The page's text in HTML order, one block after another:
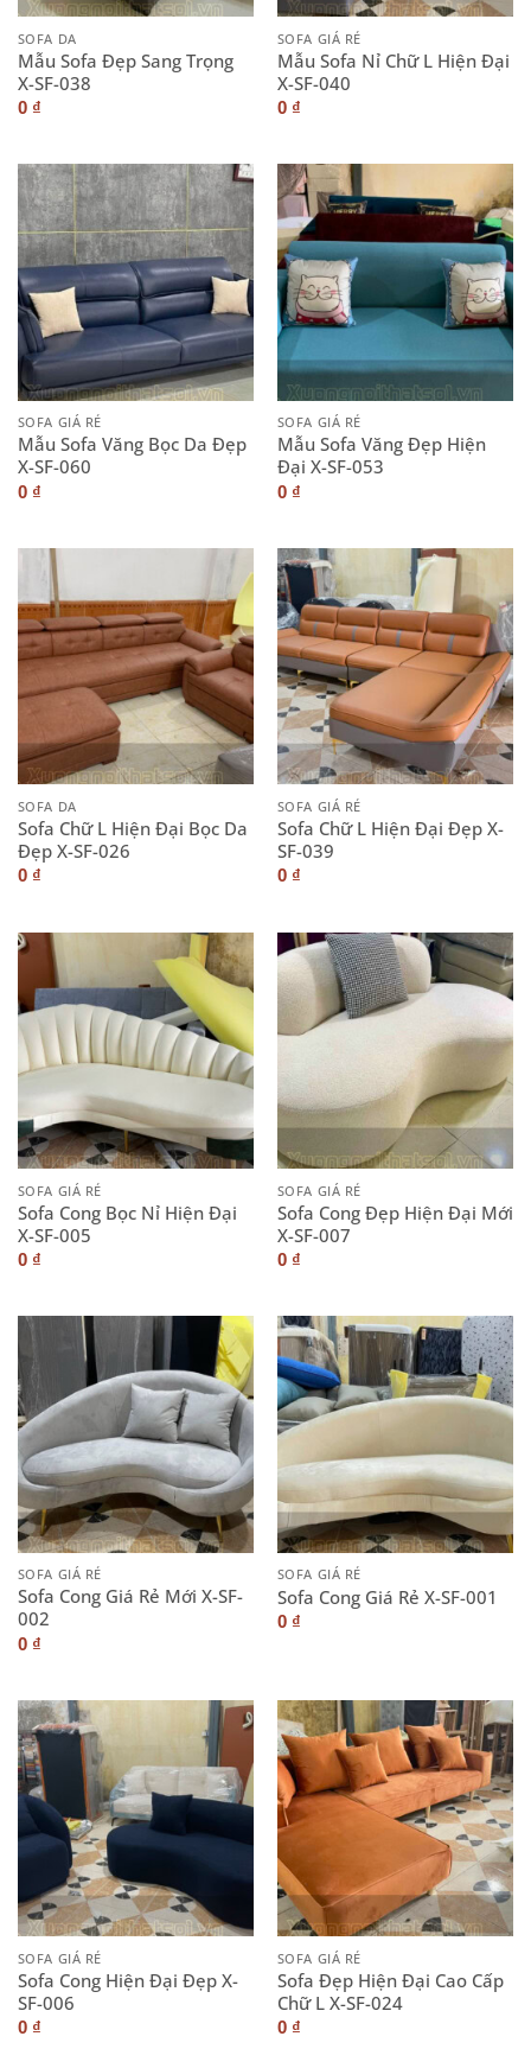
SOFA DA
Mẫu Sofa Đẹp Sang Trọng
X-SF-038
0 ₫
SOFA GIÁ RẺ
Mẫu Sofa Nỉ Chữ L Hiện Đại
X-SF-040
0 ₫
SOFA GIÁ RẺ
Mẫu Sofa Văng Bọc Da Đẹp
X-SF-060
0 ₫
SOFA GIÁ RẺ
Mẫu Sofa Văng Đẹp Hiện
Đại X-SF-053
0 ₫
SOFA DA
Sofa Chữ L Hiện Đại Bọc Da
Đẹp X-SF-026
0 ₫
SOFA GIÁ RẺ
Sofa Chữ L Hiện Đại Đẹp X-
SF-039
0 ₫
SOFA GIÁ RẺ
Sofa Cong Bọc Nỉ Hiện Đại
X-SF-005
0 ₫
SOFA GIÁ RẺ
Sofa Cong Đẹp Hiện Đại Mới
X-SF-007
0 ₫
SOFA GIÁ RẺ
Sofa Cong Giá Rẻ Mới X-SF-
002
0 ₫
SOFA GIÁ RẺ
Sofa Cong Giá Rẻ X-SF-001
0 ₫
SOFA GIÁ RẺ
Sofa Cong Hiện Đại Đẹp X-
SF-006
0 ₫
SOFA GIÁ RẺ
Sofa Đẹp Hiện Đại Cao Cấp
Chữ L X-SF-024
0 ₫